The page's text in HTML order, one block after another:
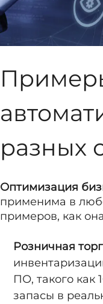
разных
Оптимизация
применима в
примеров, как
Розничная
ПО, такого как
запасы в